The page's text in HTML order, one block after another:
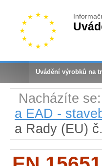
Uvádění výrobků na
Nacházíte se:
a EAD -
a Rady (EU)